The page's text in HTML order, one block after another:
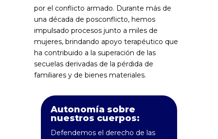
por el conflicto armado. Durante más de
una década de posconflicto, hemos
impulsado procesos junto a miles de
mujeres, brindando apoyo terapéutico que
ha contribuido a la superación de las
secuelas derivadas de la pérdida de
familiares y de bienes materiales.
Autonomía sobre
nuestros cuerpos:
Defendemos el derecho de las